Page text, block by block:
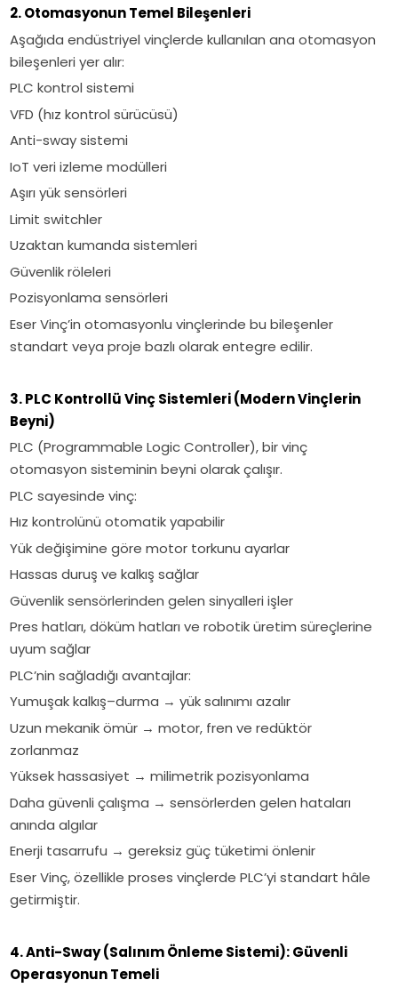
2. Otomasyonun Temel Bileşenleri
Aşağıda endüstriyel vinçlerde kullanılan ana otomasyon
bileşenleri yer alır:
PLC kontrol sistemi
VFD (hız kontrol sürücüsü)
Anti-sway sistemi
IoT veri izleme modülleri
Aşırı yük sensörleri
Limit switchler
Uzaktan kumanda sistemleri
Güvenlik röleleri
Pozisyonlama sensörleri
Eser Vinç’in otomasyonlu vinçlerinde bu bileşenler
standart veya proje bazlı olarak entegre edilir.
3. PLC Kontrollü Vinç Sistemleri (Modern Vinçlerin
Beyni)
PLC (Programmable Logic Controller), bir vinç
otomasyon sisteminin beyni olarak çalışır.
PLC sayesinde vinç:
Hız kontrolünü otomatik yapabilir
Yük değişimine göre motor torkunu ayarlar
Hassas duruş ve kalkış sağlar
Güvenlik sensörlerinden gelen sinyalleri işler
Pres hatları, döküm hatları ve robotik üretim süreçlerine
uyum sağlar
PLC’nin sağladığı avantajlar:
Yumuşak kalkış–durma → yük salınımı azalır
Uzun mekanik ömür → motor, fren ve redüktör
zorlanmaz
Yüksek hassasiyet → milimetrik pozisyonlama
Daha güvenli çalışma → sensörlerden gelen hataları
anında algılar
Enerji tasarrufu → gereksiz güç tüketimi önlenir
Eser Vinç, özellikle proses vinçlerde PLC’yi standart hâle
getirmiştir.
4. Anti-Sway (Salınım Önleme Sistemi): Güvenli
Operasyonun Temeli